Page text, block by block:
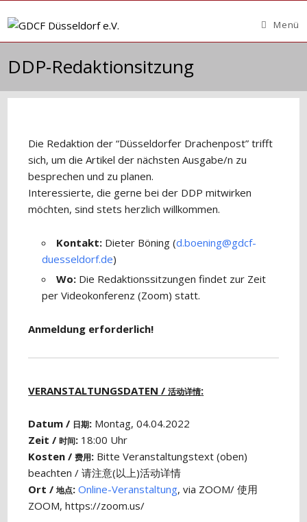
Inhalt
Menü
DDP-Redaktionsitzung
Die Redaktion der “Düsseldorfer Drachenpost” trifft
sich, um die Artikel der nächsten Ausgabe/n zu
besprechen und zu planen.
Interessierte, die gerne bei der DDP mitwirken
möchten, sind stets herzlich willkommen.
Kontakt: Dieter Böning (d.boening@gdcf-
duesseldorf.de)
Wo: Die Redaktionssitzungen findet zur Zeit
per Videokonferenz (Zoom) statt.
Anmeldung erforderlich!
VERANSTALTUNGSDATEN /活动详情:
Datum / 日期: Montag, 04.04.2022
Zeit /时间: 18:00 Uhr
Kosten /费用: Bitte Veranstaltungstext (oben)
beachten / 请注意(以上)活动详情
Ort /地点: Online-Veranstaltung, via ZOOM/ 使用
ZOOM, https://zoom.us/